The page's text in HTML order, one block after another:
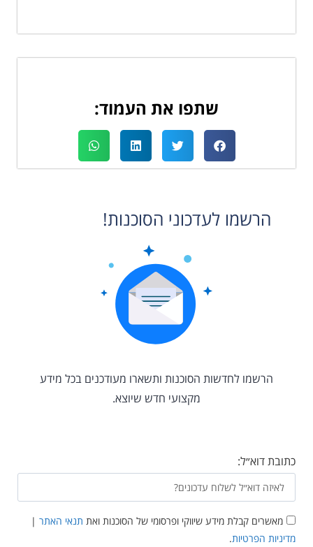
שתפו את העמוד:
הרשמו לעדכוני הסוכנות!
הרשמו לחדשות הסוכנות ותשארו מעודכנים בכל מידע
מקצועי חדש שיוצא.
כתובת דוא״ל:
מאשרים קבלת מידע שיווקי ופרסומי של הסוכנות ואת תנאי האתר |
מדיניות הפרטיות.